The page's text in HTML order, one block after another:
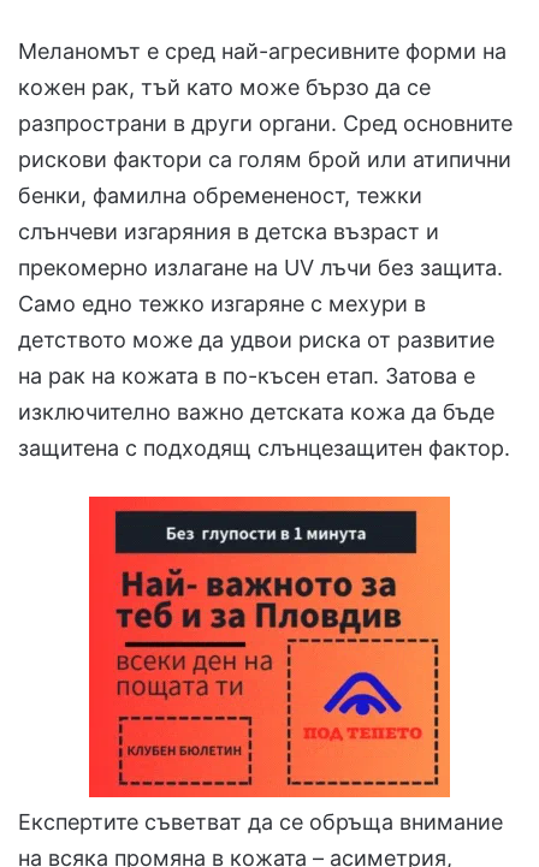
Меланомът е сред най-агресивните форми на
кожен рак, тъй като може бързо да се
разпространи в други органи. Сред основните
рискови фактори са голям брой или атипични
бенки, фамилна обремененост, тежки
слънчеви изгаряния в детска възраст и
прекомерно излагане на UV лъчи без защита.
Само едно тежко изгаряне с мехури в
детството може да удвои риска от развитие
на рак на кожата в по-късен етап. Затова е
изключително важно детската кожа да бъде
защитена с подходящ слънцезащитен фактор.
Експертите съветват да се обръща внимание
на всяка промяна в кожата – асиметрия,